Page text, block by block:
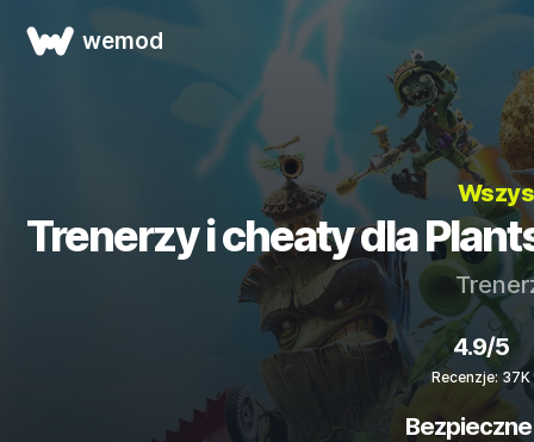
wemod
Trenerzy i cheaty dla
4.9/5
Recenzje: 37K
Bezpieczne